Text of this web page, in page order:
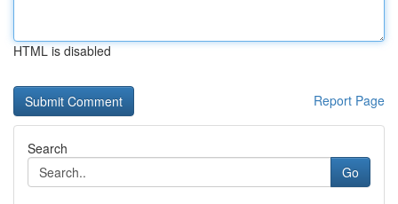
HTML is disabled
Report Page
Search
Go